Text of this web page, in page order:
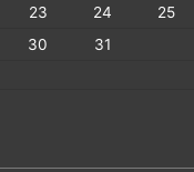
23 24 25
30 31